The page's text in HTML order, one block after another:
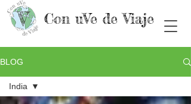
Con uVe de Viaje
BLOG
India